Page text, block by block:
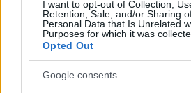
I want to opt-out of Collection,
Retention, Sale, and/or Sharing
Personal Data that Is Unrelated
Purposes for which it was
Opted Out
Google consents
rendelkezik felhasználói